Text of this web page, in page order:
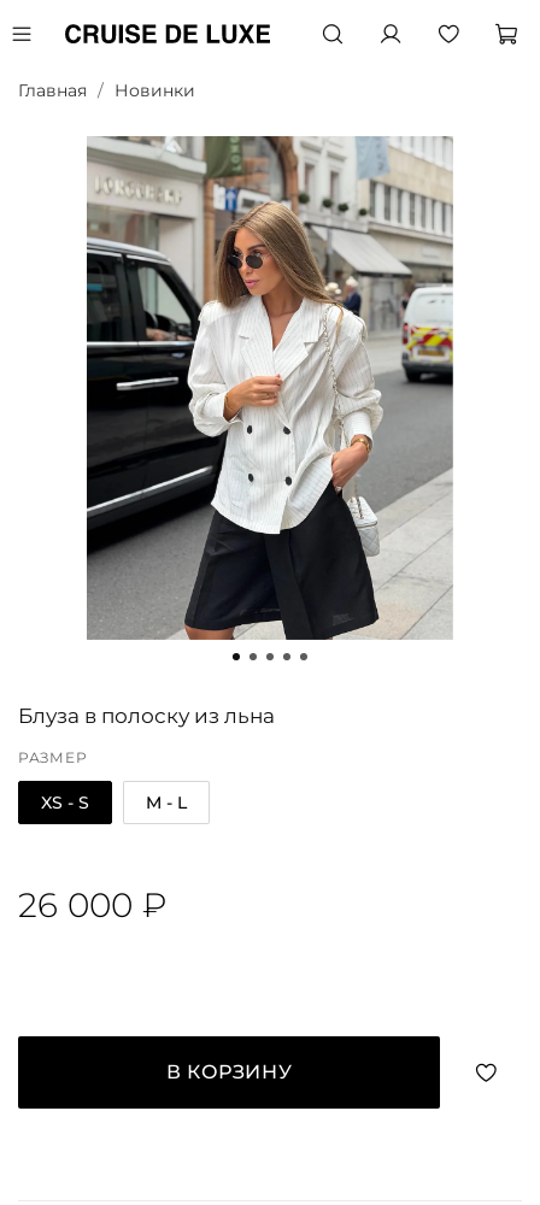
Главная Новинки
Блуза в полоску из льна
РАЗМЕР
XS - S M - L
26 000 ₽
В КОРЗИНУ